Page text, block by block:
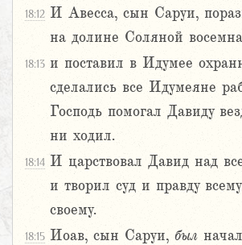
18:12 И Авесса, сын Саруи,
на долине Соляной
18:13 и поставил в Идумее
сделались все Идумеяне
Господь помогал Давиду
ни ходил.
18:14 И царствовал Давид над
и творил суд и правду
своему.
18:15 Иоав, сын Саруи, был